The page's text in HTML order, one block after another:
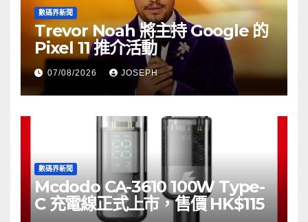
數碼界新聞
Trevor Noah 將主持 Google 的
Pixel 11 推介活動
07/08/2026 JOSEPH
數碼界新聞
Mcdodo CA-3610 100W Type-
C 充電線正式上市，售價 HK$115